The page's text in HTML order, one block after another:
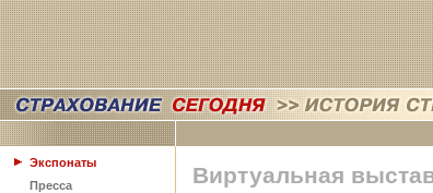
Экспонаты
Пресса
Виртуальная